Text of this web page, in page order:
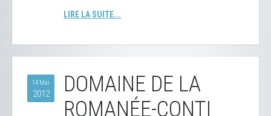
LIRE LA SUITE...
14 Mai
2012
DOMAINE DE LA
ROMANÉE-CONTI